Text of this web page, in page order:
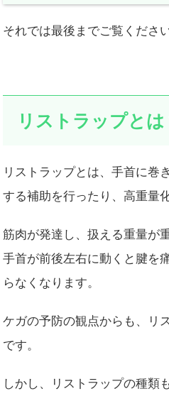
それでは最後までご覧ください
リストラップとは
リストラップとは、手首に巻
する補助を行ったり、高重量
筋肉が発達し、扱える重量が
手首が前後左右に動くと腱を
らなくなります。
ケガの予防の観点からも、リ
です。
しかし、リストラップの種類